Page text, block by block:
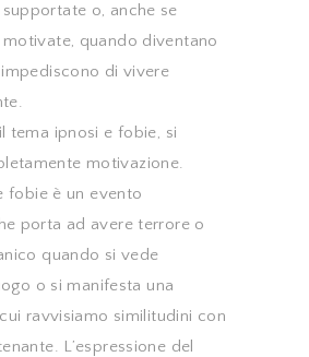
o, anche se
quando diventano
di vivere
tema ipnosi e fobie, si
motivazione.
fobie è un evento
porta ad avere terrore o
quando si vede
o si manifesta una
ravvisiamo similitudini con
L’espressione del